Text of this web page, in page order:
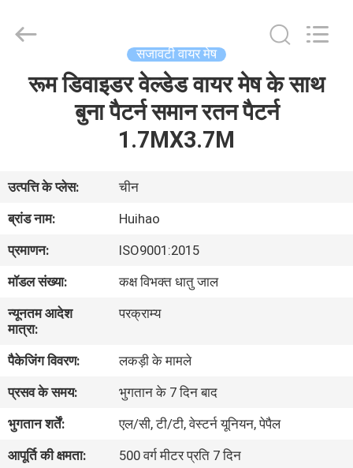
हमारे
बारे
में
कारखाने
का
दौरा
गुणवत्ता
नियंत्रण
Mesh
Product
Reserved.
सजावटी वायर मेष
रूम डिवाइडर वेल्डेड वायर मेष के साथ
बुना पैटर्न समान रतन पैटर्न
1.7MX3.7M
उत्पत्ति के प्लेस:
चीन
ब्रांड नाम:
Huihao
प्रमाणन:
ISO9001:2015
मॉडल संख्या:
कक्ष विभक्त धातु जाल
न्यूनतम आदेश
मात्रा:
परक्राम्य
पैकेजिंग विवरण:
लकड़ी के मामले
प्रसव के समय:
भुगतान के 7 दिन बाद
भुगतान शर्तें:
एल/सी, टी/टी, वेस्टर्न यूनियन, पेपैल
आपूर्ति की क्षमता:
500 वर्ग मीटर प्रति 7 दिन